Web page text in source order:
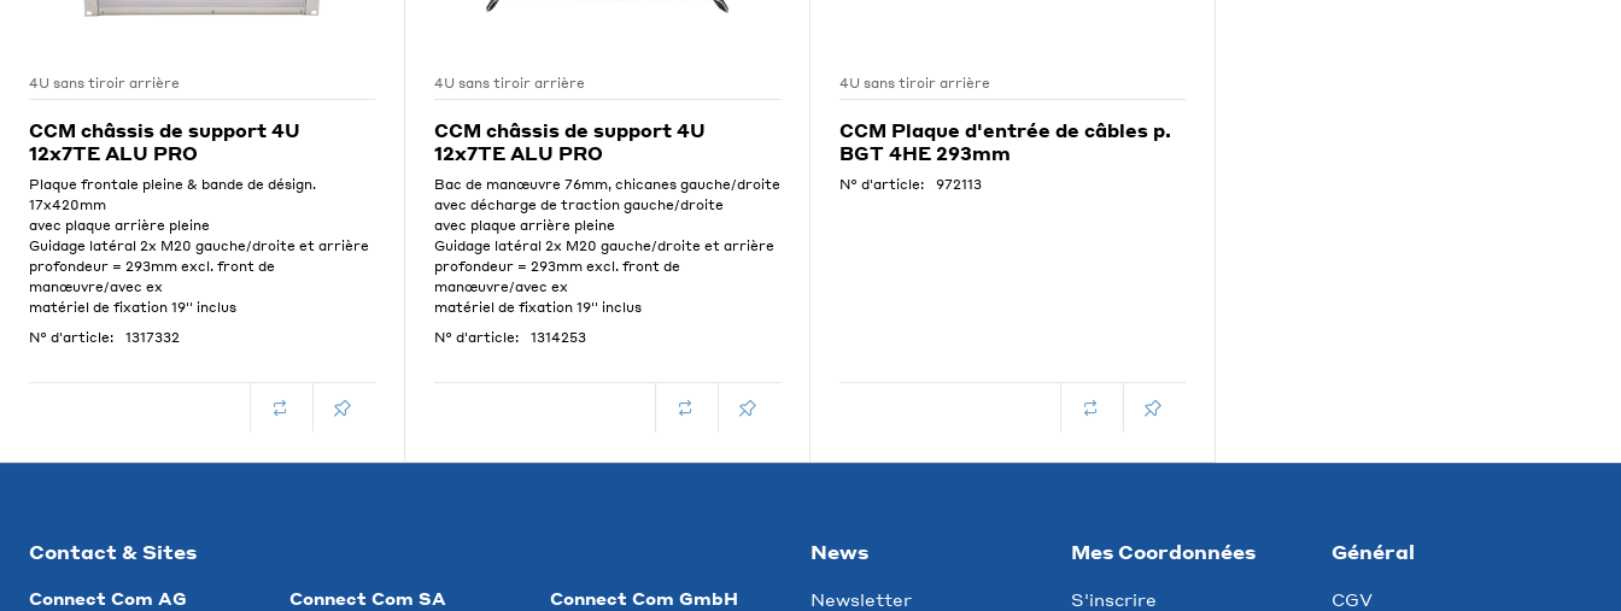
4U sans tiroir arrière
CCM châssis de support 4U
12x7TE ALU PRO
Plaque frontale pleine & bande de désign.
17x420mm
avec plaque arrière pleine
Guidage latéral 2x M20 gauche/droite et arrière
profondeur = 293mm excl. front de
manœuvre/avec ex
matériel de fixation 19'' inclus
N° d'article:
1317332
4U sans tiroir arrière
CCM châssis de support 4U
12x7TE ALU PRO
Bac de manœuvre 76mm, chicanes gauche/droite
avec décharge de traction gauche/droite
avec plaque arrière pleine
Guidage latéral 2x M20 gauche/droite et arrière
profondeur = 293mm excl. front de
manœuvre/avec ex
matériel de fixation 19'' inclus
N° d'article:
1314253
4U sans tiroir arrière
CCM Plaque d'entrée de câbles p.
BGT 4HE 293mm
N° d'article: 972113
Contact & Sites
Connect Com AG
Connect Com SA
Connect Com GmbH
News
Newsletter
Mes Coordonnées
S'inscrire
Général
CGV